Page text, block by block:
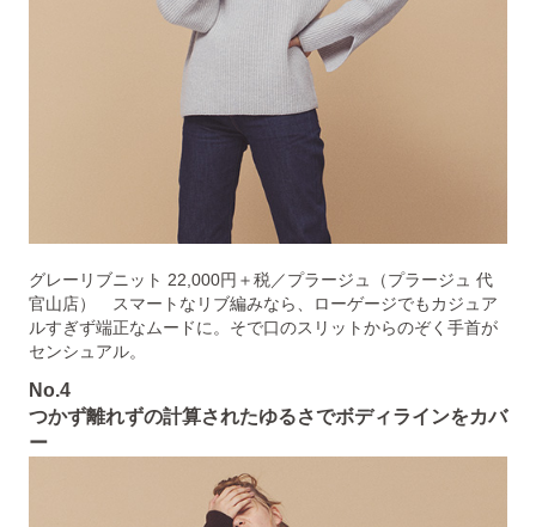
グレーリブニット 22,000円＋税／プラージュ（プラージュ 代
官山店） スマートなリブ編みなら、ローゲージでもカジュア
ルすぎず端正なムードに。そで口のスリットからのぞく手首が
センシュアル。
No.4
つかず離れずの計算されたゆるさでボディラインをカバ
ー